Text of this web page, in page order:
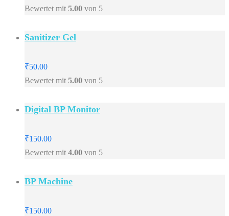
Bewertet mit 5.00 von 5
Sanitizer Gel
₹50.00
Bewertet mit 5.00 von 5
Digital BP Monitor
₹150.00
Bewertet mit 4.00 von 5
BP Machine
₹150.00